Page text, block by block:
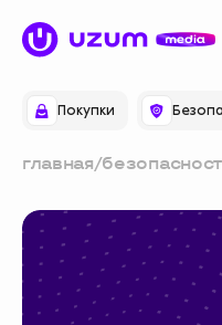
Покупки
главная/